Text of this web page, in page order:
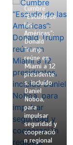
Cumbre
“Escudo de
las
Américas”:
Donald
Trump
reúne en
Miami a 12
presidente
s, incluido
Daniel
Noboa,
para
impulsar
seguridad y
cooperació
n regional